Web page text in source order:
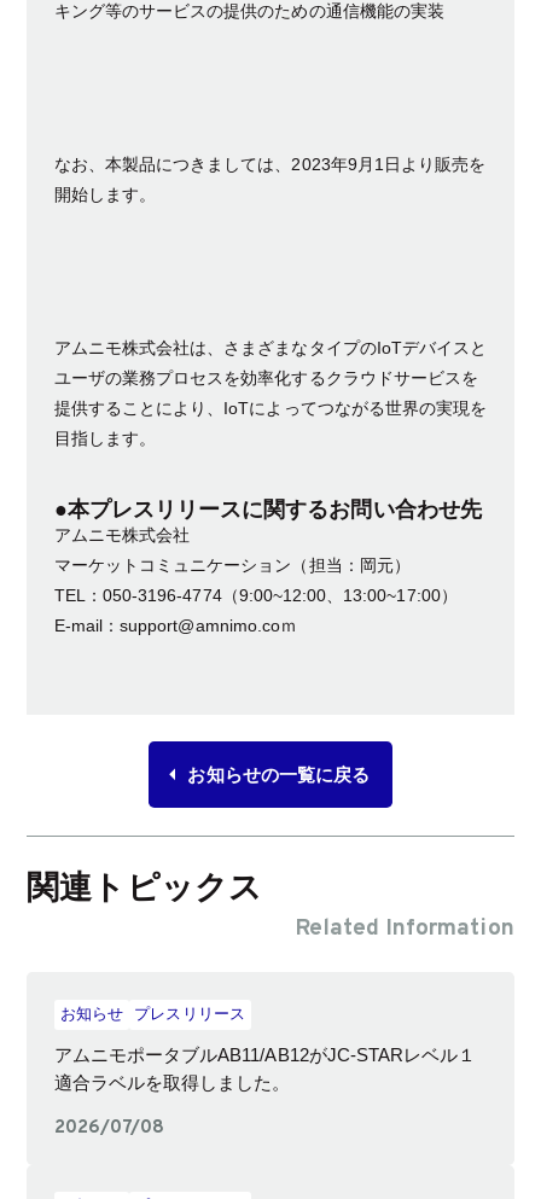
キング等のサービスの提供のための通信機能の実装
なお、本製品につきましては、2023年9月1日より販売を
開始します。
アムニモ株式会社は、さまざまなタイプのIoTデバイスと
ユーザの業務プロセスを効率化するクラウドサービスを
提供することにより、IoTによってつながる世界の実現を
目指します。
●本プレスリリースに関するお問い合わせ先
アムニモ株式会社
マーケットコミュニケーション（担当：岡元）
TEL：050-3196-4774（9:00~12:00、13:00~17:00）
E-mail：support@amnimo.coｍ
お知らせの一覧に戻る
関連トピックス
Related Information
お知らせ プレスリリース
アムニモポータブルAB11/AB12がJC-STARレベル１
適合ラベルを取得しました。
2026/07/08